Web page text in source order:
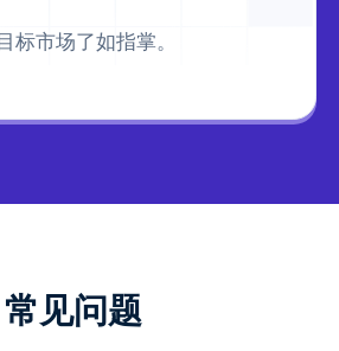
标市场了如指掌。
常见问题